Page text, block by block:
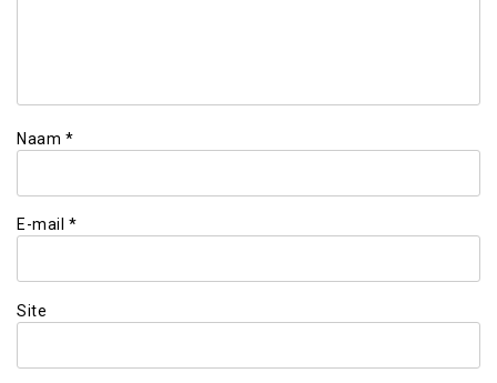
Naam *
E-mail *
Site